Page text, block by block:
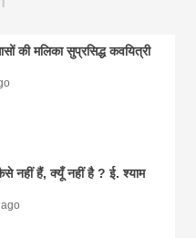
की मलिका सुप्रसिद्ध कवयित्री
नहीं हैं, क्यूँ नहीं है ? ई. श्याम